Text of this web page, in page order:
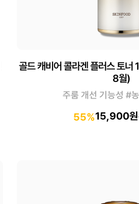
골드 캐비어 콜라겐 플러스 토
8월)
주룸 개선 기능성 #
55%15,900원